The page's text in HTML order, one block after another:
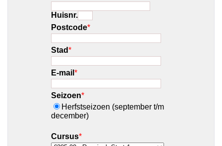
Huisnr.
Postcode*
Stad*
E-mail *
Seizoen*
Herfstseizoen (september t/m
december)
Cursus*